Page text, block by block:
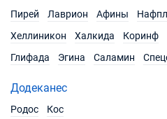
22/05/2027 - 29/05/
29/05/2027 - 05/06/
Пирей
Лаврион Афины
Хеллиникон
Халкида Коринф
Глифада
Эгина Саламин
Додеканес
Родос
Кос